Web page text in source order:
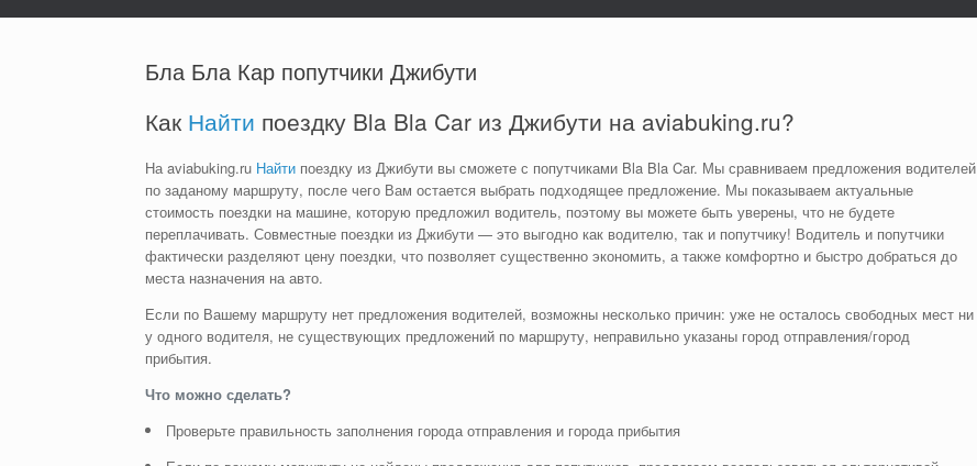
Бла Бла Кар попутчики Джибути
Как Найти поездку Bla Bla Car из Джибути на aviabuking.ru?
На aviabuking.ru Найти поездку из Джибути вы сможете с попутчиками Bla Bla Car. Мы сравниваем предложения водителей
по заданому маршруту, после чего Вам остается выбрать подходящее предложение. Мы показываем актуальные
стоимость поездки на машине, которую предложил водитель, поэтому вы можете быть уверены, что не будете
переплачивать. Совместные поездки из Джибути — это выгодно как водителю, так и попутчику! Водитель и попутчики
фактически разделяют цену поездки, что позволяет существенно экономить, а также комфортно и быстро добраться до
места назначения на авто.
Если по Вашему маршруту нет предложения водителей, возможны несколько причин: уже не осталось свободных мест ни
у одного водителя, не существующих предложений по маршруту, неправильно указаны город отправления/город
прибытия.
Что можно сделать?
Проверьте правильность заполнения города отправления и города прибытия